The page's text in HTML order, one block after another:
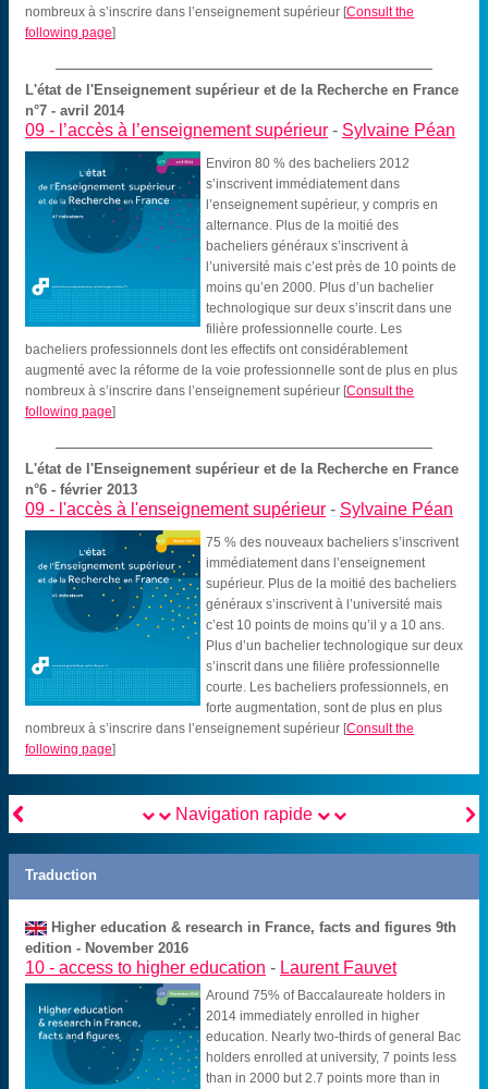
nombreux à s’inscrire dans l’enseignement supérieur [Consult the
following page]
L'état de l'Enseignement supérieur et de la Recherche en France
n°7 - avril 2014
09 - l’accès à l’enseignement supérieur - Sylvaine Péan
Environ 80 % des bacheliers 2012
s’inscrivent immédiatement dans
l’enseignement supérieur, y compris en
alternance. Plus de la moitié des
bacheliers généraux s’inscrivent à
l’université mais c’est près de 10 points de
moins qu’en 2000. Plus d’un bachelier
technologique sur deux s’inscrit dans une
filière professionnelle courte. Les
bacheliers professionnels dont les effectifs ont considérablement
augmenté avec la réforme de la voie professionnelle sont de plus en plus
nombreux à s’inscrire dans l’enseignement supérieur [Consult the
following page]
L'état de l'Enseignement supérieur et de la Recherche en France
n°6 - février 2013
09 - l'accès à l'enseignement supérieur - Sylvaine Péan
75 % des nouveaux bacheliers s’inscrivent
immédiatement dans l’enseignement
supérieur. Plus de la moitié des bacheliers
généraux s’inscrivent à l’université mais
c’est 10 points de moins qu’il y a 10 ans.
Plus d’un bachelier technologique sur deux
s’inscrit dans une filière professionnelle
courte. Les bacheliers professionnels, en
forte augmentation, sont de plus en plus
nombreux à s’inscrire dans l’enseignement supérieur [Consult the
following page]
 
Navigation rapide
Traduction
Higher education & research in France, facts and figures 9th
edition - November 2016
10 -access to higher education - Laurent Fauvet
Around 75% of Baccalaureate holders in
2014 immediately enrolled in higher
education. Nearly two-thirds of general Bac
holders enrolled at university, 7 points less
than in 2000 but 2.7 points more than in